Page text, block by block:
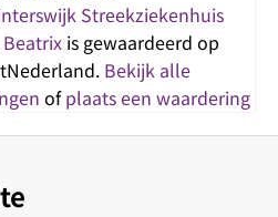
Streekziekenhuis
is gewaardeerd op
Bekijk alle
ofplaats een waardering